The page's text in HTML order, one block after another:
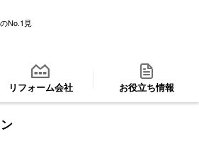
No.1見
リフォーム会社 お役立ち情報